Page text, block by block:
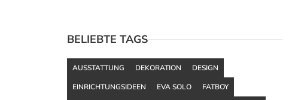
BELIEBTE TAGS
AUSSTATTUNG DEKORATION
DESIGN
EINRICHTUNGSIDEEN
EVA SOLO
FATBOY